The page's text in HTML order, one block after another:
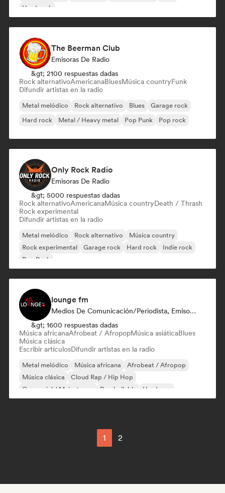
Hard rock
The Beerman Club
Emisoras De Radio
&gt; 2100 respuestas dadas
Rock alternativoAmericanaBluesMúsica countryFunk
Difundir artistas en la radio
Metal melódico Rock alternativo Blues
Garage rock
Hard rock
Metal / Heavy metal Pop Punk Pop rock
Only Rock Radio
Emisoras De Radio
&gt; 5000 respuestas dadas
Rock alternativoAmericanaMúsica countryDeath / Thrash
Rock experimental
Difundir artistas en la radio
Metal melódico Rock alternativo
Música country
Rock experimental
Garage rock Hard rock
Indie rock
Pop Punk
lounge fm
Medios De Comunicación/Periodista, Emisoras De Radio
&gt; 1600 respuestas dadas
Música africanaAfrobeat / AfropopMúsica asiáticaBlues
Música clásica
Escribir artículosDifundir artistas en la radio
Metal melódico Música africana
Afrobeat / Afropop
Música clásica
Cloud Rap / Hip Hop
Comercial / Mainstream
Pop bailable Hardcore
1 2